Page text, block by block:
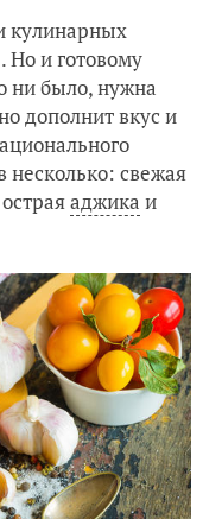
кулинарных
Но и готовому
ни было, нужна
дополнит вкус и
несколько: свежая
аджика и